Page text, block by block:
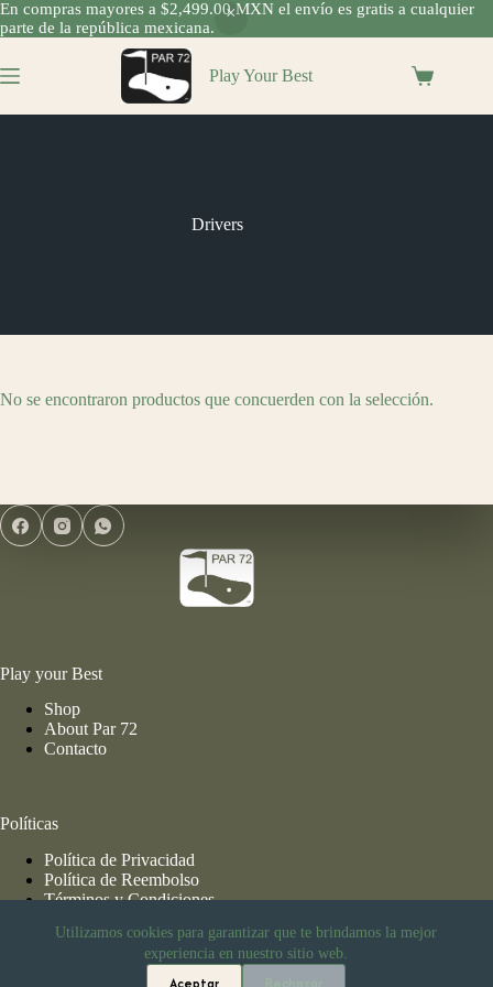
En compras mayores a $2,499.00 MXN el envío es gratis a cualquier
parte de la república mexicana.
al
contenido
Utilizamos cookies para garantizar que te brindamos la mejor
experiencia en nuestro sitio web.
Aceptar
Play Your Best
Shopping
Drivers
No se encontraron productos que concuerden con la selección.
Play your Best
Shop
About Par 72
Contacto
Políticas
Política de Privacidad
Política de Reembolso
Términos y Condiciones